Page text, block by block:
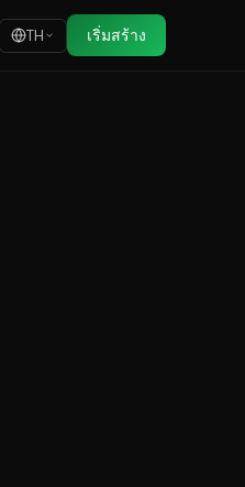
TH เริ่มสร้าง